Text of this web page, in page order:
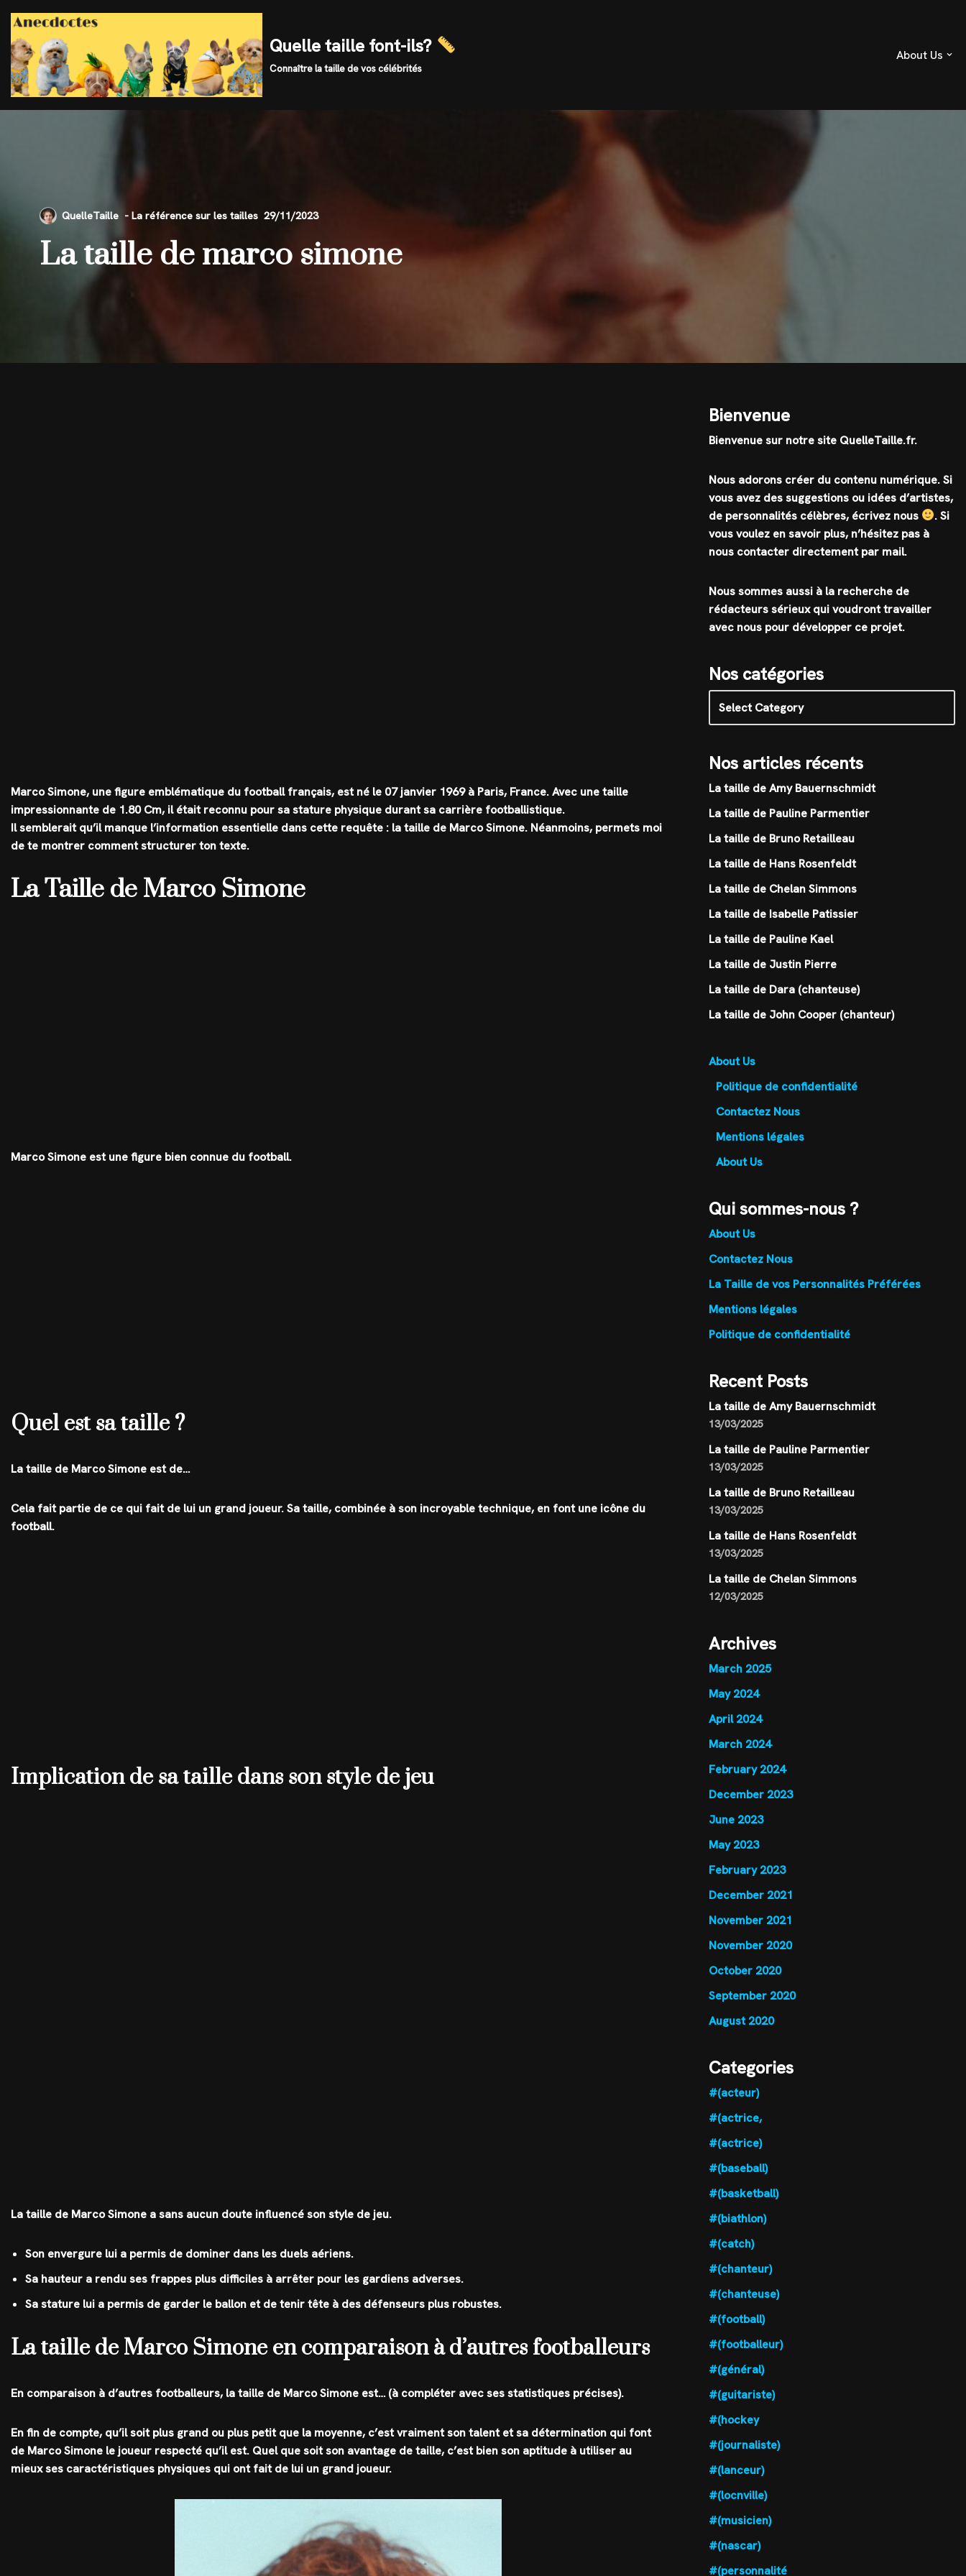
Skip
to
content
Quelle taille font-ils?
Connaître la taille de vos célébrités
About Us
QuelleTaille 29/11/2023
La taille de marco simone
Marco Simone, une figure emblématique du football français, est né le 07 janvier 1969 à Paris, France. Avec une taille
impressionnante de 1.80 Cm, il était reconnu pour sa stature physique durant sa carrière footballistique.
Il semblerait qu’il manque l’information essentielle dans cette requête : la taille de Marco Simone. Néanmoins, permets moi
de te montrer comment structurer ton texte.
La Taille de Marco Simone
Marco Simone est une figure bien connue du football.
Quel est sa taille ?
La taille de Marco Simone est de…
Cela fait partie de ce qui fait de lui un grand joueur. Sa taille, combinée à son incroyable technique, en font une icône du
football.
Implication de sa taille dans son style de jeu
La taille de Marco Simone a sans aucun doute influencé son style de jeu.
Son envergure lui a permis de dominer dans les duels aériens.
Sa hauteur a rendu ses frappes plus difficiles à arrêter pour les gardiens adverses.
Sa stature lui a permis de garder le ballon et de tenir tête à des défenseurs plus robustes.
La taille de Marco Simone en comparaison à d’autres footballeurs
En comparaison à d’autres footballeurs, la taille de Marco Simone est… (à compléter avec ses statistiques précises).
En fin de compte, qu’il soit plus grand ou plus petit que la moyenne, c’est vraiment son talent et sa détermination qui font
de Marco Simone le joueur respecté qu’il est. Quel que soit son avantage de taille, c’est bien son aptitude à utiliser au
mieux ses caractéristiques physiques qui ont fait de lui un grand joueur.
Bienvenue
Bienvenue sur notre site QuelleTaille.fr.
Nous adorons créer du contenu numérique. Si
vous avez des suggestions ou idées d’artistes,
de personnalités célèbres, écrivez nous
.Si
vous voulez en savoir plus, n’hésitez pas à
nous contacter directement par mail.
Nous sommes aussi à la recherche de
rédacteurs sérieux qui voudront travailler
avec nous pour développer ce projet.
Nos catégories
Nos articles récents
La taille de Amy Bauernschmidt
La taille de Pauline Parmentier
La taille de Bruno Retailleau
La taille de Hans Rosenfeldt
La taille de Chelan Simmons
La taille de Isabelle Patissier
La taille de Pauline Kael
La taille de Justin Pierre
La taille de Dara (chanteuse)
La taille de John Cooper (chanteur)
About Us
Politique de confidentialité
Contactez Nous
Mentions légales
About Us
Qui sommes-nous ?
About Us
Contactez Nous
La Taille de vos Personnalités Préférées
Mentions légales
Politique de confidentialité
Recent Posts
La taille de Amy Bauernschmidt
13/03/2025
La taille de Pauline Parmentier
13/03/2025
La taille de Bruno Retailleau
13/03/2025
La taille de Hans Rosenfeldt
13/03/2025
La taille de Chelan Simmons
12/03/2025
Archives
March 2025
May 2024
April 2024
March 2024
February 2024
December 2023
June 2023
May 2023
February 2023
December 2021
November 2021
November 2020
October 2020
September 2020
August 2020
Categories
#(acteur)
#(actrice,
#(actrice)
#(baseball)
#(basketball)
#(biathlon)
#(catch)
#(chanteur)
#(chanteuse)
#(football)
#(footballeur)
#(général)
#(guitariste)
#(hockey
#(journaliste)
#(lanceur)
#(locnville)
#(musicien)
#(nascar)
#(personnalité